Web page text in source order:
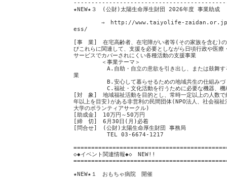
★NEW★３ (公財)太陽生命厚生財団 2026年度 事業助成
⇒ http://www.taiyolife-zaidan.or.jp/
ess/
[事 業] 在宅高齢者、在宅障がい者等(その家族を含む)の
びこれらに関連して、支援を必要としながら日頃行政や医
サービスでカバーされにくい各種活動の支援事業
＜事業テーマ＞
A.自助・自立の意欲を引き出し、または鼓舞する
業
B.安心して暮らせるための地域共生の仕組みづ
C.福祉・文化活動を行うために必要な機器、機材
[対 象] 地域福祉活動を目的とし、常時一定以上の人数で
年以上を目安)がある非営利の民間団体(NPO法人、社会福
大学のボランティアサークル)
[助成金] 10万円～50万円
[締 切] 6月30日(月)必着
[問合せ] (公財)太陽生命厚生財団 事務局
TEL 03-6674-1217
◇◆イベント関連情報◆◇ NEW!!
★NEW★１ おもちゃ病院 開催